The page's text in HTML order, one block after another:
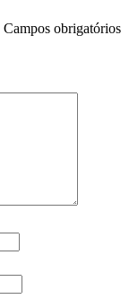
Campos obrigatórios